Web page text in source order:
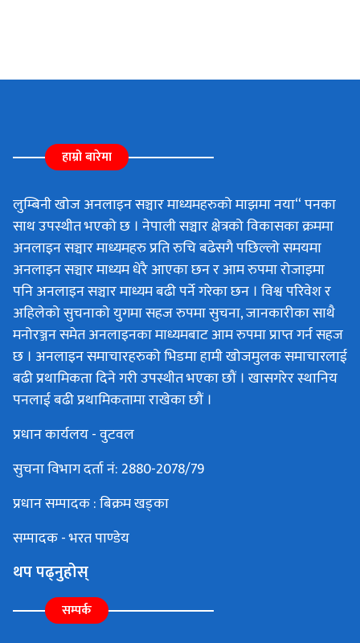
हाम्रो बारेमा
लुम्बिनी खोज अनलाइन सञ्चार माध्यमहरुको माझमा नया“ पनका
साथ उपस्थीत भएको छ । नेपाली सञ्चार क्षेत्रको विकासका क्रममा
अनलाइन सञ्चार माध्यमहरु प्रति रुचि बढेसगै पछिल्लो समयमा
अनलाइन सञ्चार माध्यम धेरै आएका छन र आम रुपमा रोजाइमा
पनि अनलाइन सञ्चार माध्यम बढी पर्ने गरेका छन । विश्व परिवेश र
अहिलेको सुचनाको युगमा सहज रुपमा सुचना, जानकारीका साथै
मनोरञ्जन समेत अनलाइनका माध्यमबाट आम रुपमा प्राप्त गर्न सहज
छ । अनलाइन समाचारहरुको भिडमा हामी खोजमुलक समाचारलाई
बढी प्रथामिकता दिने गरी उपस्थीत भएका छौं । खासगरेर स्थानिय
पनलाई बढी प्रथामिकतामा राखेका छौं ।
प्रधान कार्यलय - वुटवल
सुचना विभाग दर्ता नं: 2880-2078/79
प्रधान सम्पादक : बिक्रम खड्का
सम्पादक - भरत पाण्डेय
थप पढ्नुहोस्
सम्पर्क